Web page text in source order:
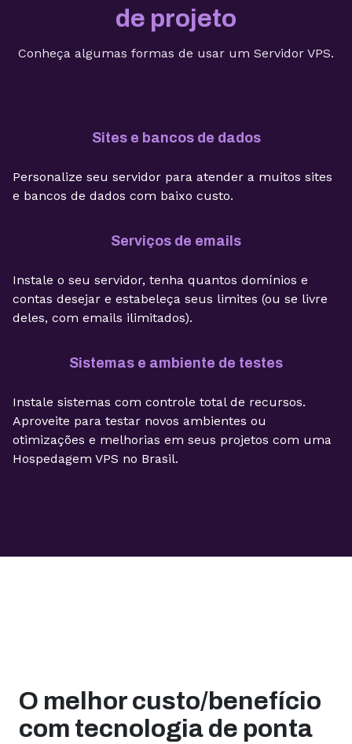
de projeto
Conheça algumas formas de usar um Servidor VPS.
Sites e bancos de dados
Personalize seu servidor para atender a muitos sites
e bancos de dados com baixo custo.
Serviços de emails
Instale o seu servidor, tenha quantos domínios e
contas desejar e estabeleça seus limites (ou se livre
deles, com emails ilimitados).
Sistemas e ambiente de testes
Instale sistemas com controle total de recursos.
Aproveite para testar novos ambientes ou
otimizações e melhorias em seus projetos com uma
Hospedagem VPS no Brasil.
O melhor custo/benefício
com tecnologia de ponta